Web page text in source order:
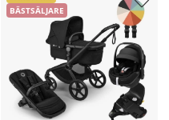
BÄSTSÄLJARE